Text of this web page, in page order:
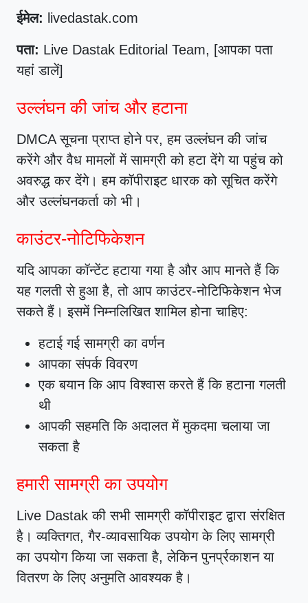
ईमेल: livedastak.com
पता: Live Dastak Editorial Team, [आपका पता
यहां डालें]
उल्लंघन की जांच और हटाना
DMCA सूचना प्राप्त होने पर, हम उल्लंघन की जांच
करेंगे और वैध मामलों में सामग्री को हटा देंगे या पहुंच को
अवरुद्ध कर देंगे। हम कॉपीराइट धारक को सूचित करेंगे
और उल्लंघनकर्ता को भी।
काउंटर-नोटिफिकेशन
यदि आपका कॉन्टेंट हटाया गया है और आप मानते हैं कि
यह गलती से हुआ है, तो आप काउंटर-नोटिफिकेशन भेज
सकते हैं। इसमें निम्नलिखित शामिल होना चाहिए:
हटाई गई सामग्री का वर्णन
आपका संपर्क विवरण
एक बयान कि आप विश्वास करते हैं कि हटाना गलती
थी
आपकी सहमति कि अदालत में मुकदमा चलाया जा
सकता है
हमारी सामग्री का उपयोग
Live Dastak की सभी सामग्री कॉपीराइट द्वारा संरक्षित
है। व्यक्तिगत, गैर-व्यावसायिक उपयोग के लिए सामग्री
का उपयोग किया जा सकता है, लेकिन पुनर्प्रकाशन या
वितरण के लिए अनुमति आवश्यक है।